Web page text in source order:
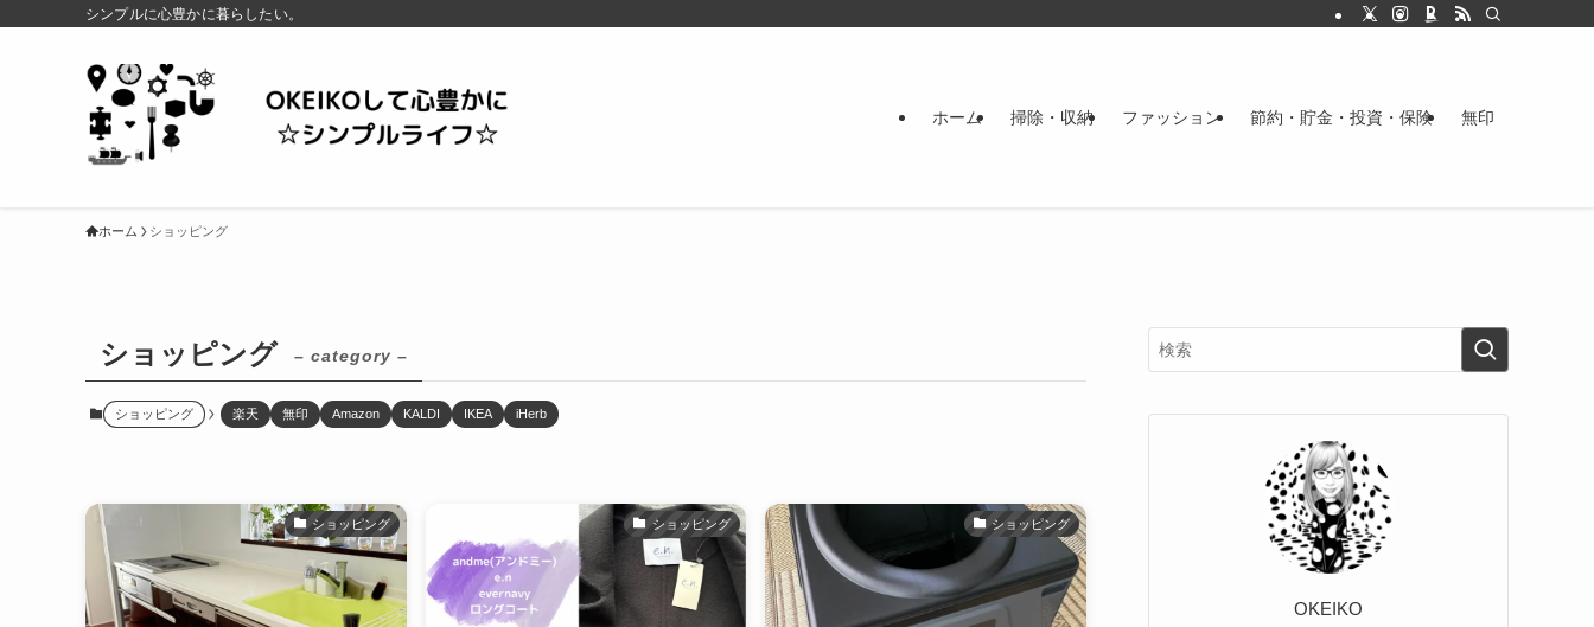
シンプルに心豊かに暮らしたい。
ホーム 掃除・収納 ファッション 節約・貯金・投資・保険 無印
ホーム ショッピング
ショッピング – category –
ショッピング 楽天 無印 Amazon KALDI IKEA iHerb
ショッピング ショッピング ショッピング
OKEIKO